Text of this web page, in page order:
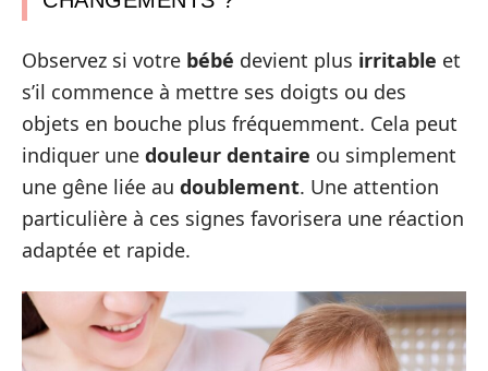
Observez si votre bébé devient plus irritable et
s’il commence à mettre ses doigts ou des
objets en bouche plus fréquemment. Cela peut
indiquer une douleur dentaire ou simplement
une gêne liée au doublement. Une attention
particulière à ces signes favorisera une réaction
adaptée et rapide.